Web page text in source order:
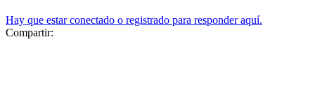
Hay que estar conectado o registrado para responder aquí.
Compartir: